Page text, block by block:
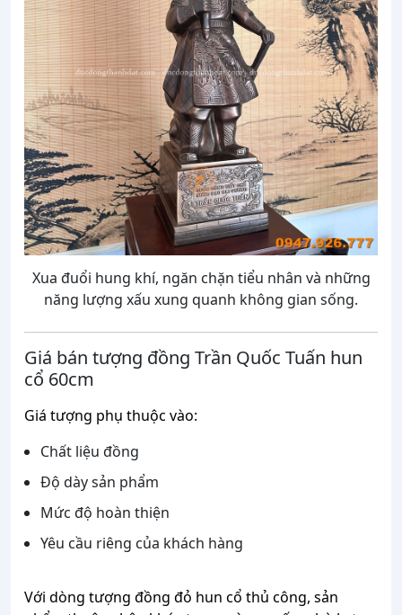
Xua đuổi hung khí, ngăn chặn tiểu nhân và những
năng lượng xấu xung quanh không gian sống.
Giá bán tượng đồng Trần Quốc Tuấn hun
cổ 60cm
Giá tượng phụ thuộc vào:
Chất liệu đồng
Độ dày sản phẩm
Mức độ hoàn thiện
Yêu cầu riêng của khách hàng
Với dòng tượng đồng đỏ hun cổ thủ công, sản